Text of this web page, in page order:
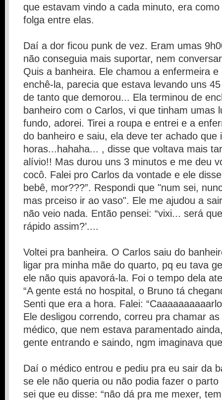
que estavam vindo a cada minuto, era
folga entre elas.
Daí a dor ficou punk de vez. Eram umas
não conseguia mais suportar, nem
Quis a banheira. Ele chamou a enfermeira e
enchê-la, parecia que estava levando uns
de tanto que demorou... Ela terminou de
banheiro com o Carlos, vi que tinham umas
fundo, adorei. Tirei a roupa e entrei e a
do banheiro e saiu, ela deve ter achado que
horas...hahaha... , disse que voltava mais
alívio!! Mas durou uns 3 minutos e me deu
cocô. Falei pro Carlos da vontade e ele
bebê, mor???”. Respondi que "num sei,
mas prceiso ir ao vaso". Ele me ajudou a
não veio nada. Então pensei: “vixi... será
rápido assim?’....
Voltei pra banheira. O Carlos saiu do
ligar pra minha mãe do quarto, pq eu tava
ele não quis apavorá-la. Foi o tempo dela
“A gente está no hospital, o Bruno tá
Senti que era a hora. Falei:
Ele desligou correndo, correu pra chamar
médico, que nem estava paramentado
gente entrando e saindo, ngm imaginava
Daí o médico entrou e pediu pra eu sair da
se ele não queria ou não podia fazer o
sei que eu disse: “não dá pra me mexer,